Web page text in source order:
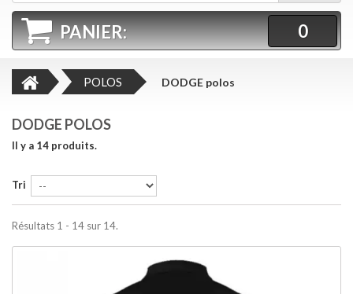
PANIER: 0
POLOS DODGE polos
DODGE POLOS
Il y a 14 produits.
Tri
Résultats 1 - 14 sur 14.